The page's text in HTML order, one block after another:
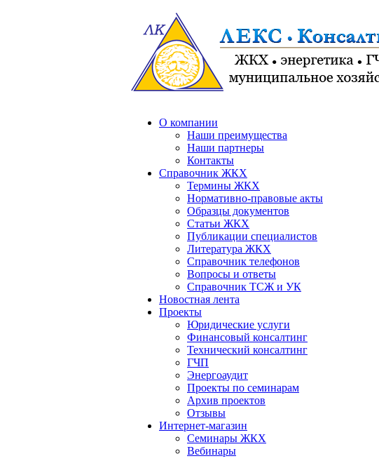
О компании
Наши преимущества
Наши партнеры
Контакты
Справочник ЖКХ
Термины ЖКХ
Нормативно-правовые акты
Образцы документов
Статьи ЖКХ
Публикации специалистов
Литература ЖКХ
Справочник телефонов
Вопросы и ответы
Справочник ТСЖ и УК
Новостная лента
Проекты
Юридические услуги
Финансовый консалтинг
Технический консалтинг
ГЧП
Энергоаудит
Проекты по семинарам
Архив проектов
Отзывы
Интернет-магазин
Семинары ЖКХ
Вебинары